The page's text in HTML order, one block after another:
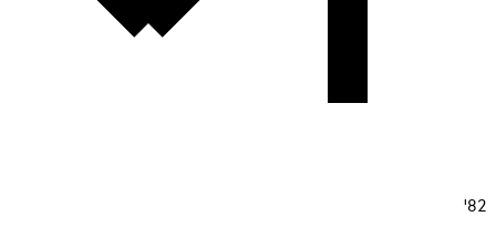
82'